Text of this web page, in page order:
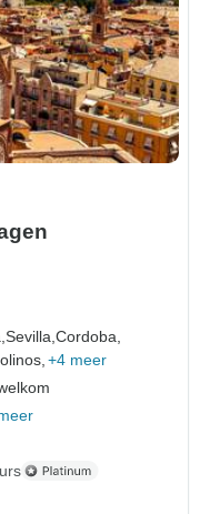
Sevilla,Cordoba,
+4 meer